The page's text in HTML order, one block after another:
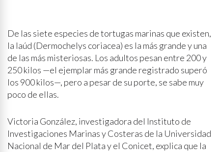
De las siete especies de tortugas marinas que existen,
la laúd (Dermochelys coriacea) es la más grande y una
de las más misteriosas. Los adultos pesan entre 200 y
250 kilos —el ejemplar más grande registrado superó
los 900 kilos—, pero a pesar de su porte, se sabe muy
poco de ellas.
Victoria González, investigadora del Instituto de
Investigaciones Marinas y Costeras de la Universidad
Nacional de Mar del Plata y el Conicet, explica que la